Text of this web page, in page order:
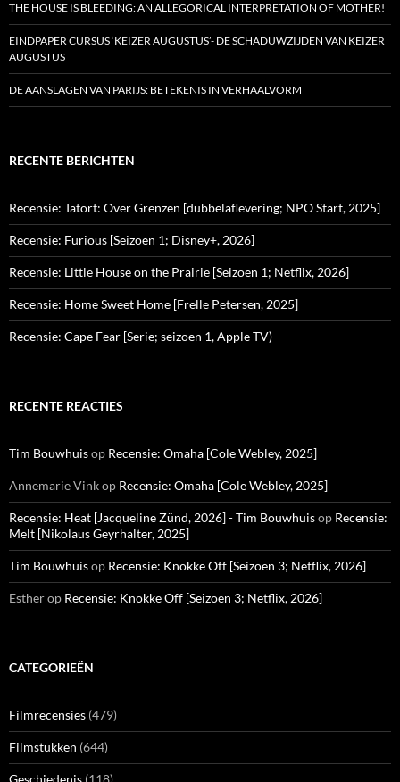
THE HOUSE IS BLEEDING: AN ALLEGORICAL INTERPRETATION OF MOTHER!
EINDPAPER CURSUS ‘KEIZER AUGUSTUS’- DE SCHADUWZIJDEN VAN KEIZER
AUGUSTUS
DE AANSLAGEN VAN PARIJS: BETEKENIS IN VERHAALVORM
RECENTE BERICHTEN
Recensie: Tatort: Over Grenzen [dubbelaflevering; NPO Start, 2025]
Recensie: Furious [Seizoen 1; Disney+, 2026]
Recensie: Little House on the Prairie [Seizoen 1; Netflix, 2026]
Recensie: Home Sweet Home [Frelle Petersen, 2025]
Recensie: Cape Fear [Serie; seizoen 1, Apple TV)
RECENTE REACTIES
Tim Bouwhuisop Recensie: Omaha [Cole Webley, 2025]
Annemarie Vinkop Recensie: Omaha [Cole Webley, 2025]
Recensie: Heat [Jacqueline Zünd, 2026] - Tim Bouwhuisop Recensie:
Melt [Nikolaus Geyrhalter, 2025]
Tim Bouwhuisop Recensie: Knokke Off [Seizoen 3; Netflix, 2026]
Estherop Recensie: Knokke Off [Seizoen 3; Netflix, 2026]
CATEGORIEËN
Filmrecensies (479)
Filmstukken (644)